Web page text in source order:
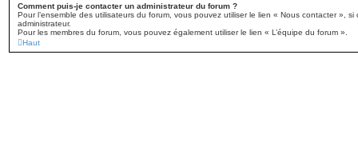
Comment puis-je contacter un administrateur du forum ?
Pour l’ensemble des utilisateurs du forum, vous pouvez utiliser le lien « Nous contacter »,
administrateur.
Pour les membres du forum, vous pouvez également utiliser le lien « L’équipe du forum ».
Haut